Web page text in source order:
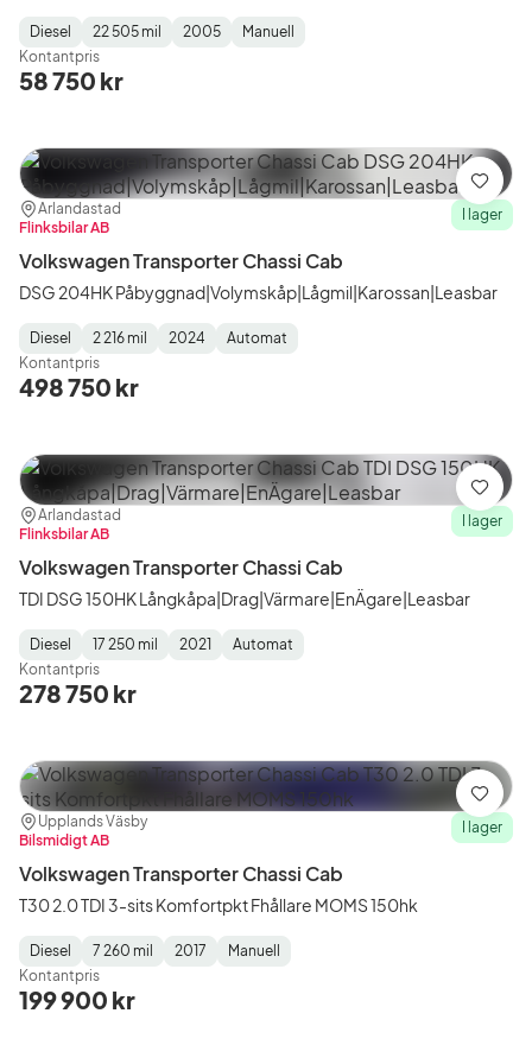
Fuel
Type:
Diesel
Mätarställning:
22 505 mil
Model
Year:
2005
Gearbox
Type:
Manuell
Kontantpris
58 750 kr
Plats:
Arlandastad
Återförsäljare:
Flinksbilar AB
I lager
Volkswagen Transporter Chassi Cab
DSG 204HK Påbyggnad|Volymskåp|Lågmil|Karossan|Leasbar
Fuel
Type:
Diesel
Mätarställning:
2 216 mil
Model
Year:
2024
Gearbox
Type:
Automat
Kontantpris
498 750 kr
Spara
Plats:
Arlandastad
Återförsäljare:
Flinksbilar AB
I lager
Volkswagen Transporter Chassi Cab
TDI DSG 150HK Långkåpa|Drag|Värmare|EnÄgare|Leasbar
Fuel
Type:
Diesel
Mätarställning:
17 250 mil
Model
Year:
2021
Gearbox
Type:
Automat
Kontantpris
278 750 kr
Spara
Plats:
Upplands Väsby
Återförsäljare:
Bilsmidigt AB
I lager
Volkswagen Transporter Chassi Cab
T30 2.0 TDI 3-sits Komfortpkt Fhållare MOMS 150hk
Fuel
Type:
Diesel
Mätarställning:
7 260 mil
Model
Year:
2017
Gearbox
Type:
Manuell
Kontantpris
199 900 kr
Spara